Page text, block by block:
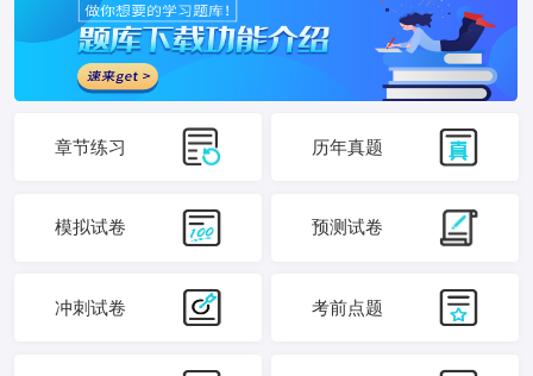
章节练习 历年真题
模拟试卷 预测试卷
冲刺试卷 考前点题